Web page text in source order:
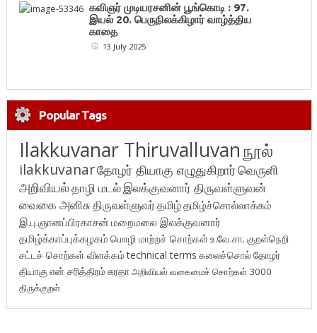
கவிஞர் முடியரசனின் பூங்கொடி : 97.
இயல் 20. பெருநிலக்கிழார் வாழ்த்திய
காதை
13 July 2025
Popular Tags
Ilakkuvanar Thiruvalluvanநூல்
ilakkuvanarதோழர் தியாகு எழுதுகிறார்வெருளி
அறிவியல்தாழி மடல்இலக்குவனார் திருவள்ளுவன்
வைகை அனிசுதிருவள்ளுவர்தமிழ்தமிழ்ச்சொல்லாக்கம்
இ.பு.ஞானப்பிரகாசன் மறைமலை இலக்குவனார்
தமிழ்க்காப்புக்கழகம் மொழி மாற்றச் சொற்கள்உ.வே.சா. குறள்நெறி
சட்டச் சொற்கள் விளக்கம்technical terms கலைச்சொல்தோழர்
தியாகுஎன் சரித்திரம்சுரதாஅறிவியல் வகைமைச் சொற்கள் 3000
திருக்குறள்